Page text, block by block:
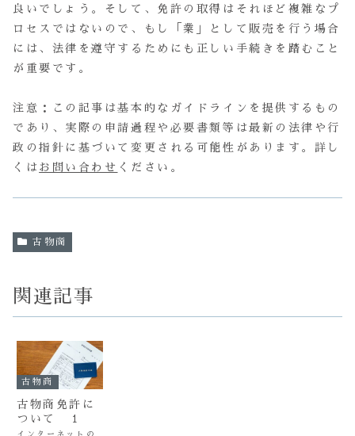
良いでしょう。そして、免許の取得はそれほど複雑なプ
ロセスではないので、もし「業」として販売を行う場合
には、法律を遵守するためにも正しい手続きを踏むこと
が重要です。
注意：この記事は基本的なガイドラインを提供するもの
であり、実際の申請過程や必要書類等は最新の法律や行
政の指針に基づいて変更される可能性があります。詳し
くは お問い合わせ ください。
古物商
関連記事
古物商
古物商免許に
ついて １